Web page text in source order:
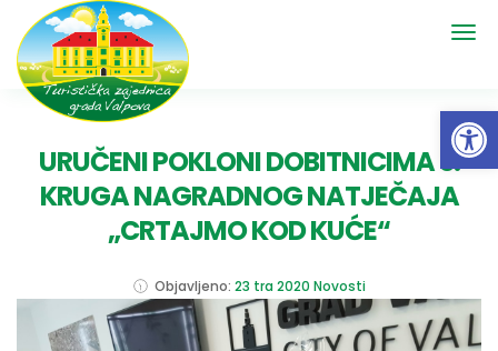
URUČENI POKLONI DOBITNICIMA 3.
KRUGA NAGRADNOG NATJEČAJA
„CRTAJMO KOD KUĆE“
Objavljeno: 23 tra 2020 Novosti